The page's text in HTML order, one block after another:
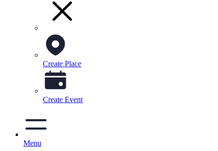
Create Place
Create Event
Menu